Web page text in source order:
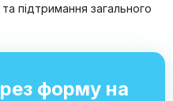
підтримання загального
форму на